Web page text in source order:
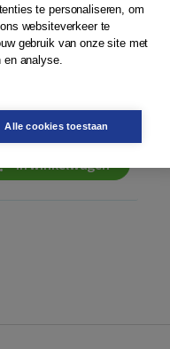
liefdesverhaal
samen op. En
In winkelwagen
te personaliseren, om
websiteverkeer te
gebruik van onze site met
analyse.
Alle cookies toestaan